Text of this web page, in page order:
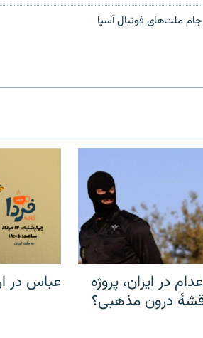
ملت‌های فوتبال آسيا
در ایران، پروژه
درون مذهبی؟
عباس در